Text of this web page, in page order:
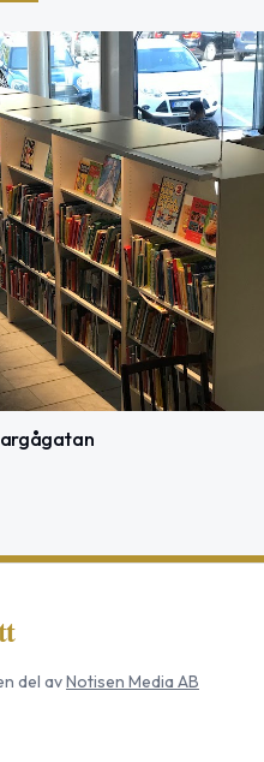
del avNotisen Media AB